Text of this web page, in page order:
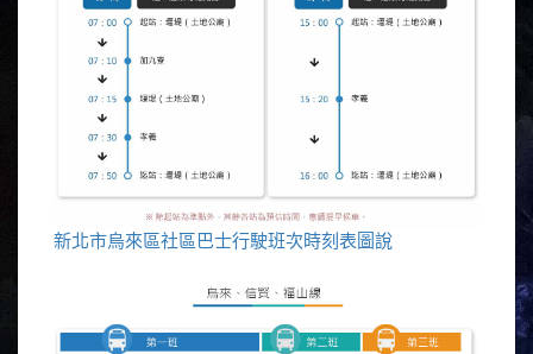
新北市烏來區社區巴士行駛班次時刻表圖說